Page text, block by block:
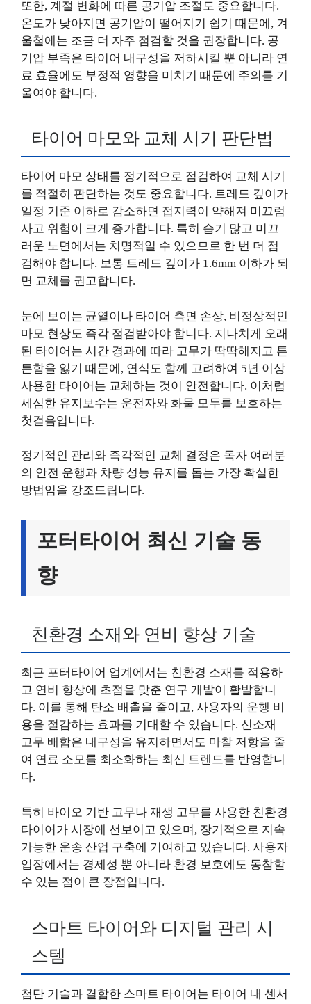
또한, 계절 변화에 따른 공기압 조절도 중요합니다.
온도가 낮아지면 공기압이 떨어지기 쉽기 때문에, 겨
울철에는 조금 더 자주 점검할 것을 권장합니다. 공
기압 부족은 타이어 내구성을 저하시킬 뿐 아니라 연
료 효율에도 부정적 영향을 미치기 때문에 주의를 기
울여야 합니다.
타이어 마모와 교체 시기 판단법
타이어 마모 상태를 정기적으로 점검하여 교체 시기
를 적절히 판단하는 것도 중요합니다. 트레드 깊이가
일정 기준 이하로 감소하면 접지력이 약해져 미끄럼
사고 위험이 크게 증가합니다. 특히 습기 많고 미끄
러운 노면에서는 치명적일 수 있으므로 한 번 더 점
검해야 합니다. 보통 트레드 깊이가 1.6mm 이하가 되
면 교체를 권고합니다.
눈에 보이는 균열이나 타이어 측면 손상, 비정상적인
마모 현상도 즉각 점검받아야 합니다. 지나치게 오래
된 타이어는 시간 경과에 따라 고무가 딱딱해지고 튼
튼함을 잃기 때문에, 연식도 함께 고려하여 5년 이상
사용한 타이어는 교체하는 것이 안전합니다. 이처럼
세심한 유지보수는 운전자와 화물 모두를 보호하는
첫걸음입니다.
정기적인 관리와 즉각적인 교체 결정은 독자 여러분
의 안전 운행과 차량 성능 유지를 돕는 가장 확실한
방법임을 강조드립니다.
포터타이어 최신 기술 동
향
친환경 소재와 연비 향상 기술
최근 포터타이어 업계에서는 친환경 소재를 적용하
고 연비 향상에 초점을 맞춘 연구 개발이 활발합니
다. 이를 통해 탄소 배출을 줄이고, 사용자의 운행 비
용을 절감하는 효과를 기대할 수 있습니다. 신소재
고무 배합은 내구성을 유지하면서도 마찰 저항을 줄
여 연료 소모를 최소화하는 최신 트렌드를 반영합니
다.
특히 바이오 기반 고무나 재생 고무를 사용한 친환경
타이어가 시장에 선보이고 있으며, 장기적으로 지속
가능한 운송 산업 구축에 기여하고 있습니다. 사용자
입장에서는 경제성 뿐 아니라 환경 보호에도 동참할
수 있는 점이 큰 장점입니다.
스마트 타이어와 디지털 관리 시
스템
첨단 기술과 결합한 스마트 타이어는 타이어 내 센서